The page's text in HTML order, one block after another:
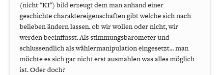
(nicht "KI") bild erzeugt dem man anhand einer
geschichte charaktereigenschaften gibt welche sich nach
belieben ändern lassen. ob wir wollen oder nicht, wir
werden beeinflusst. Als stimmungsbarometer und
schlussendlich als wählermanipulation eingesetzt... man
möchte es sich gar nicht erst ausmahlen was alles möglich
ist. Oder doch?